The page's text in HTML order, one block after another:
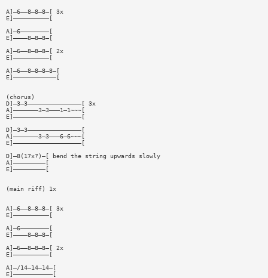
A]—6——8—8—8—[ 3x
E]——————————[
A]—6————————[
E]————8—8—8—[
A]—6——8—8—8—[ 2x
E]——————————[
A]—6——8—8—8—8—[
E]————————————[
(chorus)
D]—3—3———————————————[ 3x
A]———————3—3———1—1~~~[
E]———————————————————[
D]—3—3———————————————[
A]———————3—3———6—6~~~[
E]———————————————————[
D]—8(17x?)—[ bend the string upwards slowly
A]—————————[
E]—————————[
(main riff) 1x
A]—6——8—8—8—[ 3x
E]——————————[
A]—6————————[
E]————8—8—8—[
A]—6——8—8—8—[ 2x
E]——————————[
A]—/14—14—14—[
E]———————————[